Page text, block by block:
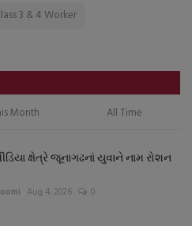
3 & 4 Worker
Month All Time
ક્ષેત્રે જૂનાગઢનાં યુવાને નામ રોશન
Aug 4, 2026 0